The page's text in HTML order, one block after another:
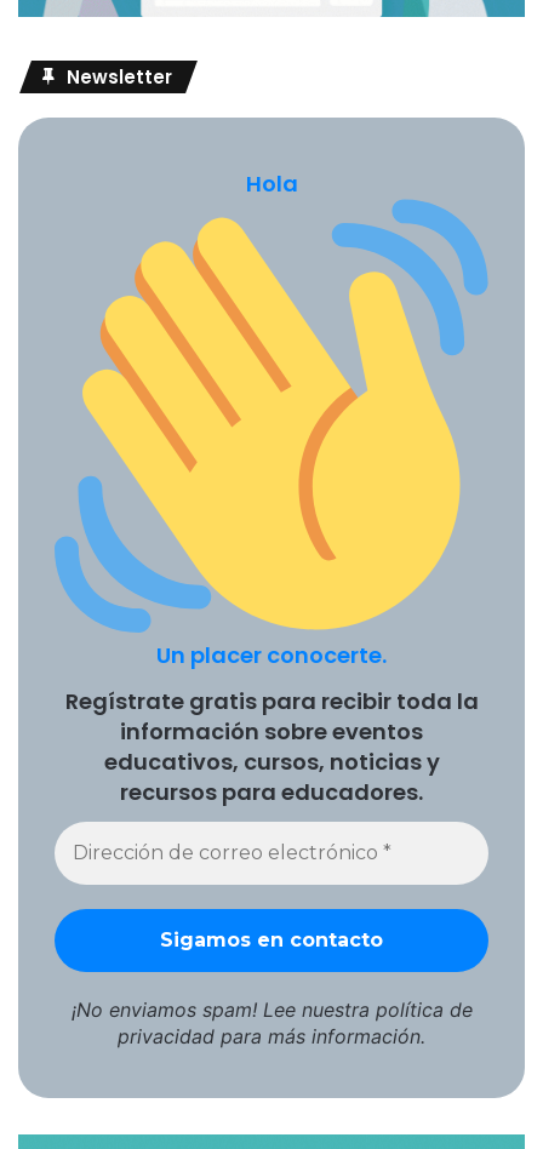
Newsletter
Hola
Un placer conocerte.
Regístrate gratis para recibir toda la
información sobre eventos
educativos, cursos, noticias y
recursos para educadores.
¡No enviamos spam! Lee nuestra política de
privacidad para más información.